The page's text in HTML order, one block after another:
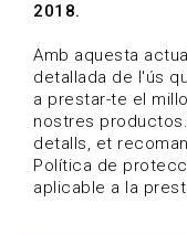
2018.
Amb aquesta
detallada de l'ús
a prestar-te el
nostres
detalls, et
Política de
aplicable a la